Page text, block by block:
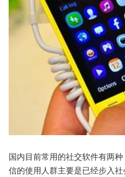
国内目前常用的社交软件有两
信的使用人群主要是已经步入